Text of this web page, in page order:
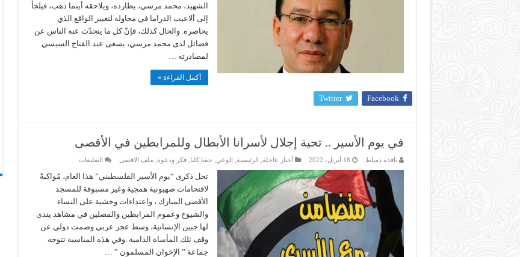
مرسي
وقمح
جلال
مغلقة
الشهيد، محمد مرسي، يطارده، ويلاحقه أينما ذهب، فيلجأ
إلى ألاعيب الدراما في محاولة لتغيير الواقع الذي
يحاصره. والحال كذلك، فإنّ كل ما يتحدّث عنه الناس عن
فضائل لدى محمد مرسي، يسعى عبد الفتاح السيسي
لمصادرته …
أكمل القراءة »
Facebook
Twitter
في يوم الأسير .. تحية إجلال لأسرانا الأبطال وللمرابطين في الأقصى
نافذه دمياط 18 أبريل، 2022 أخبار عاجلة الرئيسية الوعي حقنا كلنا ,فكر ودعوة ملف الاقصى التعليقات
يوم
الأسير
..
تحية
إجلال
لأسرانا
وللمرابطين
في
الأقصى
تحل ذكرى “يوم الأسير الفلسطيني” هذا العام، مُواكبةً
لاقتحامات صهيونية همجية وغير مسبوقة للمسجد
الأقصى المبارك ، واعتداءات وحشية على النساء
والشيوخ وعموم المرابطين والمصلين في مشاهد يندى
لها جبين الإنسانية، وسط عجز عربي وصمت دولي عن
وقف تلك المأساة الدامية .وفي هذه المناسبة تتوجه
جماعة ” الإخوان المسلمون ” …